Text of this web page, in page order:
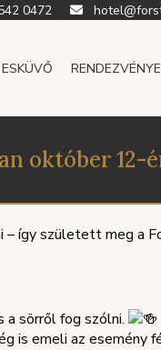
0472
ESKÜVŐ
október 12-
így született meg a
a sörről fog szólni.
is emeli az esemény